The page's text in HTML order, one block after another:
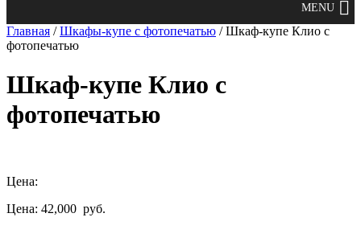
Главная /Шкафы-купе с фотопечатью / Шкаф-купе Клио с
фотопечатью
Шкаф-купе Клио с
фотопечатью
Цена:
Цена: 42,000 руб.